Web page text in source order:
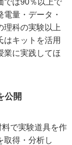
量・データ・
理科の実験以上
はキットを活用
業に実践してほ
公開
で実験道具を作
取得・分析し